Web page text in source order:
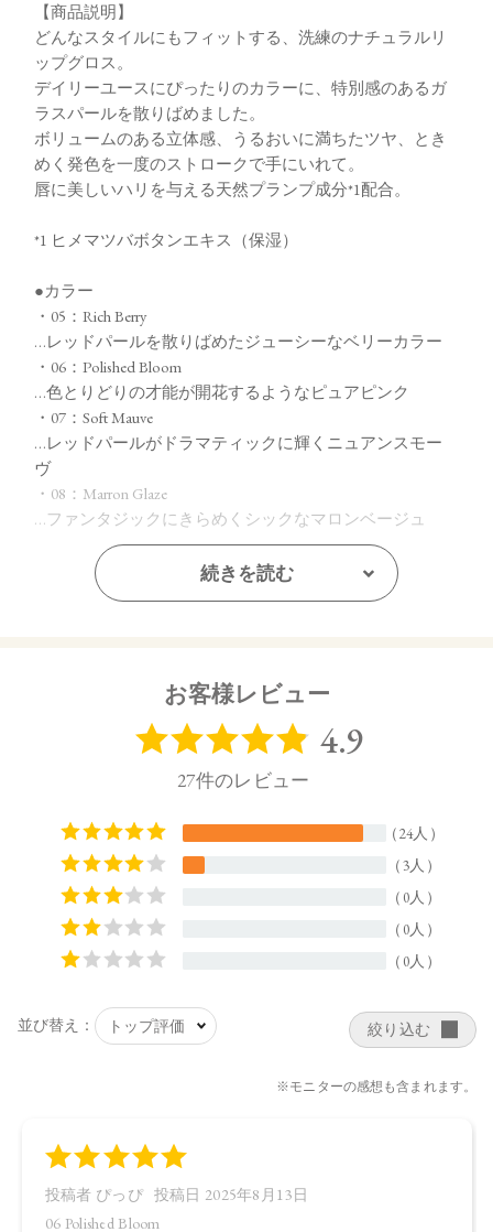
【商品説明】
どんなスタイルにもフィットする、洗練のナチュラルリ
ップグロス。
デイリーユースにぴったりのカラーに、特別感のあるガ
ラスパールを散りばめました。
ボリュームのある立体感、うるおいに満ちたツヤ、とき
めく発色を一度のストロークで手にいれて。
唇に美しいハリを与える天然プランプ成分*1配合。
*1 ヒメマツバボタンエキス（保湿）
●カラー
・05：Rich Berry
…レッドパールを散りばめたジューシーなベリーカラー
・06：Polished Bloom
…色とりどりの才能が開花するようなピュアピンク
・07：Soft Mauve
…レッドパールがドラマティックに輝くニュアンスモー
ヴ
・08：Marron Glaze
…ファンタジックにきらめくシックなマロンベージュ
【ご使用方法】
トリイソステアリン酸ポリグリセリル－２、ダイマージリノ
ール酸ダイマージリノレイル、（イソステアリン酸ポリグリ
セリル－２／ダイマージリノール酸）コポリマー、デカイソ
ステアリン酸ポリグリセリル－１０、トリ（カプリル酸／カ
プリン酸）グリセリル、（ベヘン酸／エイコサン二酸）グリ
酸）グリセリル、エチルヘキサン酸セテアリル、カプリル酸
グリセリル、ヒマワリ種子ロウ、トコフェロール、イソステ
ダー油、ヒメマツバボタンエキス、ニオイテンジクアオイ
モジ果実油、イランイラン花油、エタノール、パルミトイル
トリペプチド－３８、ＢＧ、アルガニアスピノサ核油、オプ
ンチアフィクスインジカ種子油、オリーブ果実油、ホホバ種
子油、ソメイヨシノ葉エキス、センチフォリアバラ花エキ
続きを読む
お客様レビュー